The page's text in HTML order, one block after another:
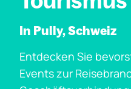
In Pully, Schweiz
Entdecken Sie
Events zur